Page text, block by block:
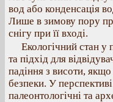
вод або конденсація
Лише в зимову пору
снігу при її вході.
Екологічний стан у
та підхід для
падіння з висоти,
безпеки. У
палеонтологічні та